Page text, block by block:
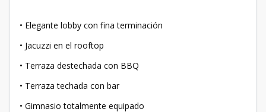
• Elegante lobby con fina terminación
• Jacuzzi en el rooftop
• Terraza destechada con BBQ
• Terraza techada con bar
• Gimnasio totalmente equipado